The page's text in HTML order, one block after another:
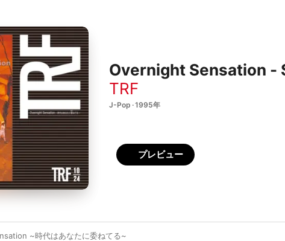
Overnight Sensation -
TRF
J-Pop · 1995年
プレビュー
~時代はあなたに委ねてる~